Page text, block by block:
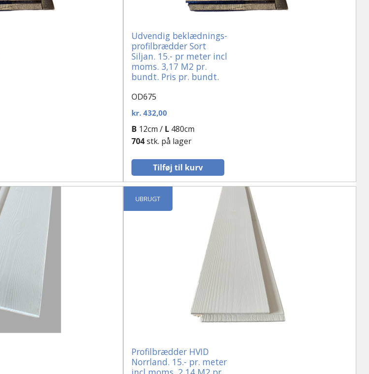
Udvendig beklædnings-
profilbrædder Sort
Siljan. 15.- pr meter incl
moms. 3,17 M2 pr.
bundt. Pris pr. bundt.
OD675
kr.432,00
Tilføj til kurv
B 12cm / L480cm
704stk. på lager
UBRUGT
Profilbrædder HVID
Norrland. 15.- pr. meter